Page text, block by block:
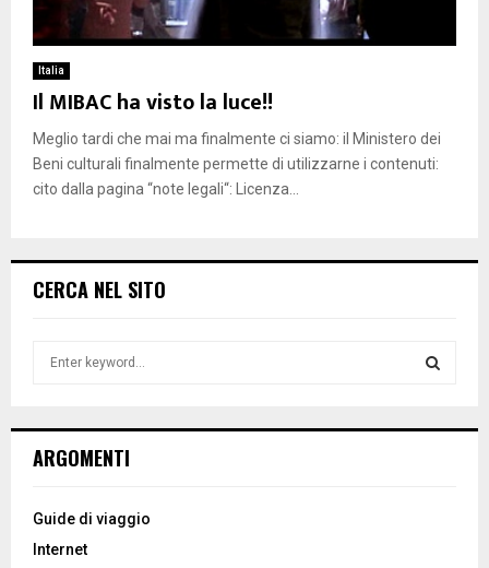
Italia
Il MIBAC ha visto la luce!!
Meglio tardi che mai ma finalmente ci siamo: il Ministero dei
Beni culturali finalmente permette di utilizzarne i contenuti:
cito dalla pagina “note legali“: Licenza...
CERCA NEL SITO
h
o
:
ARGOMENTI
Guide di viaggio
Internet